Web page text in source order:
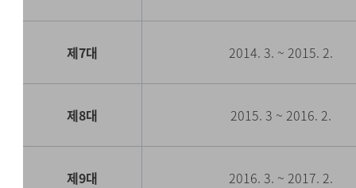
제7대 2014. 3. ~ 2015. 2.
제8대 2015. 3 ~ 2016. 2.
제9대 2016. 3. ~ 2017. 2.